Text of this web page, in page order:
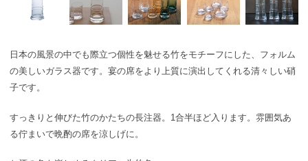
日本の風景の中でも際立つ個性を魅せる竹をモチーフにした、フォルム
の美しいガラス器です。宴の席をより上質に演出してくれる清々しい硝
子です。
すっきりと伸びた竹のかたちの長注器。1合半ほど入ります。 雰囲気あ
る佇まいで晩酌の席を涼しげに。